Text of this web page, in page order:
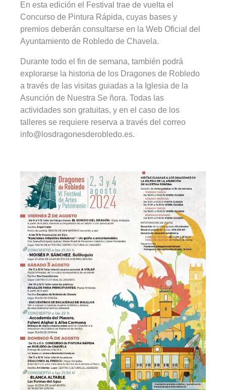
En esta edición el Festival trae de vuelta el
Concurso de Pintura Rápida, cuyas bases y
premios deberán consultarse en la Web Oficial del
Ayuntamiento de Robledo de Chavela.
Durante todo el fin de semana, también podrá
explorarse la historia de los Dragones de Robledo
a través de las visitas guiadas a la Iglesia de la
Asunción de Nuestra Se ñora. Todas las
actividades son gratuitas, y en el caso de los
talleres se requiere reserva a través del correo
info@losdragonesderobledo.es.